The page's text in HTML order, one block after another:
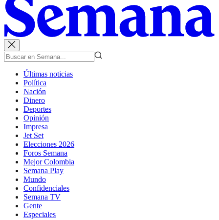
Últimas noticias
Política
Nación
Dinero
Deportes
Opinión
Impresa
Jet Set
Elecciones 2026
Foros Semana
Mejor Colombia
Semana Play
Mundo
Confidenciales
Semana TV
Gente
Especiales